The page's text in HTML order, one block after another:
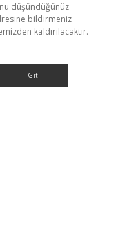
düşündüğünüz
bildirmeniz
kaldırılacaktır.